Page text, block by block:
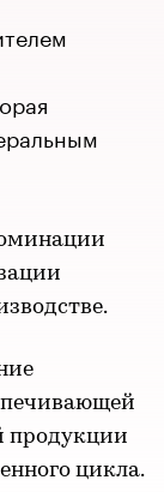
продукции
цикла.